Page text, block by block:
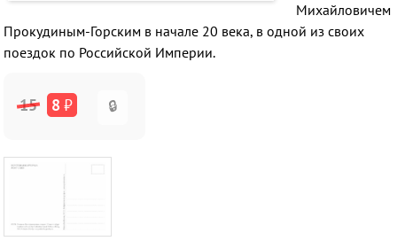
Михайловичем
Прокудиным-Горским в начале 20 века, в одной из своих
поездок по Российской Империи.
15 8 ₽ 🔒